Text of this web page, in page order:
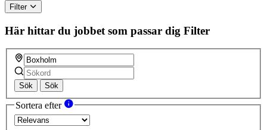
Filter
Här hittar du jobbet som passar dig Filter
Sök Sök
Sortera efter